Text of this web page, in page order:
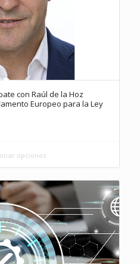
con Raúl de la Hoz
Europeo para la Ley
opciones